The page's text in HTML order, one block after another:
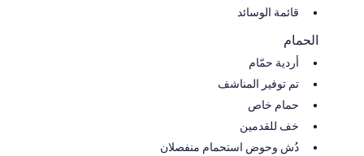
قائمة الوسائد
الحمام
أردية حمّام
تم توفير المناشف
حمام خاص
خف للقدمين
دُش وحوض استحمام منفصلان